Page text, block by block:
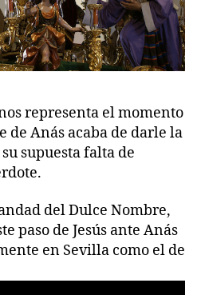
representa el momento
de Anás acaba de darle la
supuesta falta de
del Dulce Nombre,
paso de Jesús ante Anás
en Sevilla como el de